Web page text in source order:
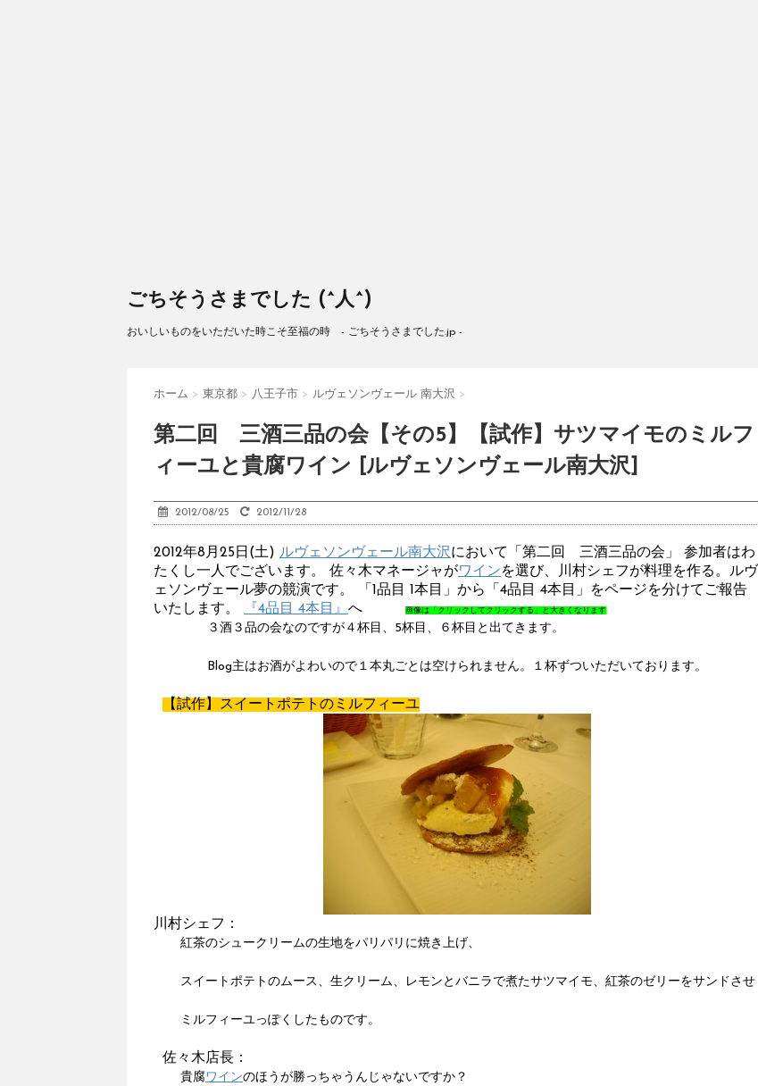
ごちそうさまでした (^人^)
おいしいものをいただいた時こそ至福の時 - ごちそうさまでした.jp -
ホーム > 東京都 > 八王子市 > ルヴェソンヴェール 南大沢 >
第二回 三酒三品の会【その5】【試作】サツマイモのミルフ
ィーユと貴腐ワイン [ルヴェソンヴェール南大沢]
2012/08/25 2012/11/28
2012年8月25日(土) ルヴェソンヴェール南大沢において「第二回 三酒三品の会」 参加者はわ
たくし一人でございます。 佐々木マネージャがワインを選び、川村シェフが料理を作る。ルヴ
ェソンヴェール夢の競演です。 「1品目 1本目」から「4品目 4本目」をページを分けてご報告
いたします。
『4品目 4本目』 へ 画像は「クリックしてクリックする」と大きくなります
３酒３品の会なのですが４杯目、5杯目、６杯目と出てきます。
Blog主はお酒がよわいので１本丸ごとは空けられません。１杯ずついただいております。
【試作】スイートポテトのミルフィーユ
川村シェフ：
紅茶のシュークリームの生地をパリパリに焼き上げ、
スイートポテトのムース、生クリーム、レモンとバニラで煮たサツマイモ、紅茶のゼリーをサンドさせ
ミルフィーユっぽくしたものです。
佐々木店長：
貴腐ワインのほうが勝っちゃうんじゃないですか？